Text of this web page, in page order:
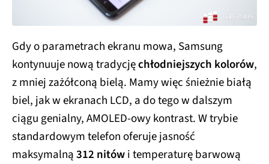
Gdy o parametrach ekranu mowa, Samsung
kontynuuje nową tradycjęchłodniejszych kolorów,
z mniej zażółconą bielą. Mamy więc śnieżnie białą
biel, jak w ekranach LCD, a do tego w dalszym
ciągu genialny, AMOLED-owy kontrast. W trybie
standardowym telefon oferuje jasność
maksymalną312 nitówi temperaturę barwową